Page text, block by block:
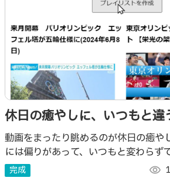
休日の癒やしに、いつもと違
んか
動画をまったり眺めるのが休日の癒や
には偏りがあって、いつもと変わらず
の気分にあったキーワードを選択し、
トを作成してくれる。
完成 visibility